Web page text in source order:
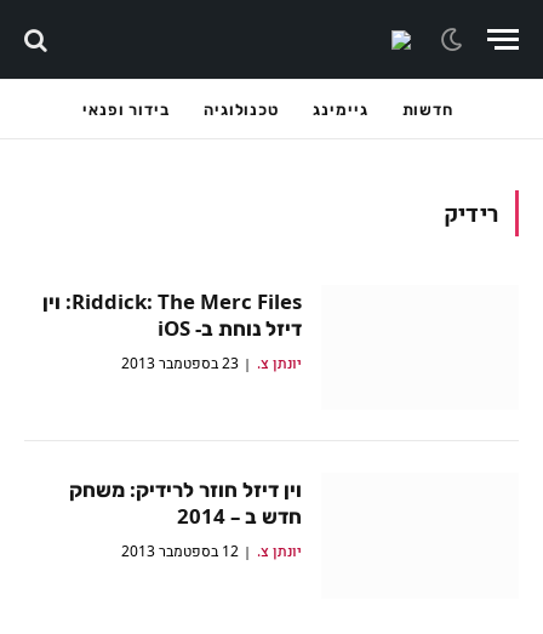
חדשות גיימינג טכנולוגיה בידור ופנאי
רידיק
Riddick: The Merc Files: וין
דיזל נוחת ב- iOS
יונתן צ. 23 בספטמבר 2013
וין דיזל חוזר לרידיק: משחק
חדש ב – 2014
יונתן צ. 12 בספטמבר 2013